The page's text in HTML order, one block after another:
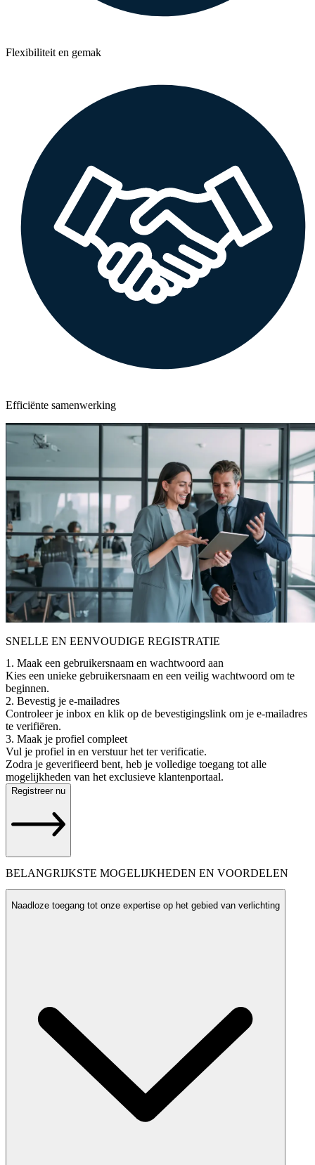
Flexibiliteit en gemak
Efficiënte samenwerking
SNELLE EN EENVOUDIGE REGISTRATIE
1. Maak een gebruikersnaam en wachtwoord aan
Kies een unieke gebruikersnaam en een veilig wachtwoord om te
beginnen.
2. Bevestig je e-mailadres
Controleer je inbox en klik op de bevestigingslink om je e-mailadres
te verifiëren.
3. Maak je profiel compleet
Vul je profiel in en verstuur het ter verificatie.
Zodra je geverifieerd bent, heb je volledige toegang tot alle
mogelijkheden van het exclusieve klantenportaal.
Registreer nu
BELANGRIJKSTE MOGELIJKHEDEN EN VOORDELEN
Naadloze toegang tot onze expertise op het gebied van verlichting